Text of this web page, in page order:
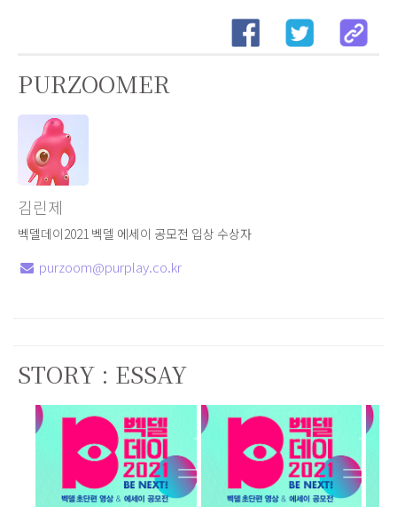
PURZOOMER
김린제
벡델데이2021 벡델 에세이 공모전 입상 수상자
purzoom@purplay.co.kr
STORY : ESSAY